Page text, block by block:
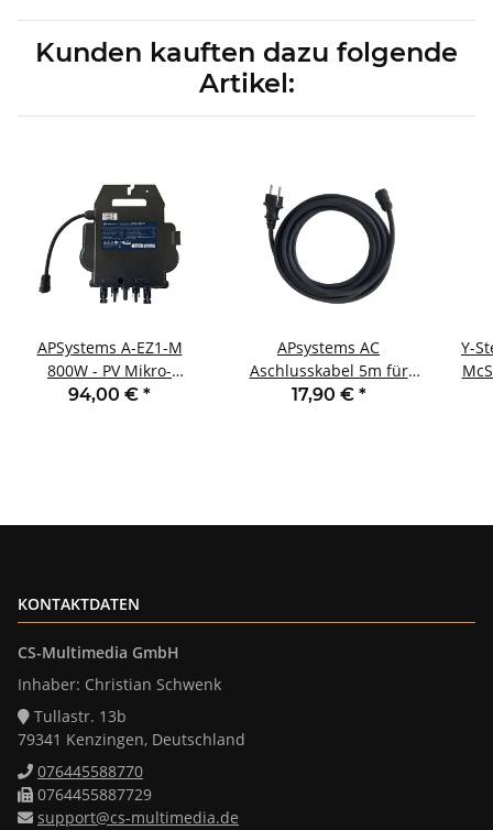
Kunden kauften dazu folgende
Artikel:
APSystems A-EZ1-M
800W - PV Mikro-
Wechselrichter
94,00 € *
APsystems AC
Aschlusskabel 5m für
Wechselrichter
17,90 € *
Y-
KONTAKTDATEN
CS-Multimedia GmbH
Inhaber: Christian Schwenk
Tullastr. 13b
79341 Kenzingen, Deutschland
076445588770
0764455887729
support@cs-multimedia.de